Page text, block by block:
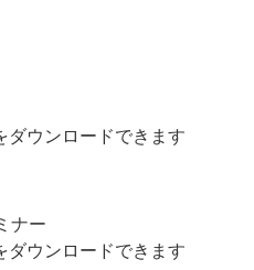
ダウンロードできます
ナー
ダウンロードできます